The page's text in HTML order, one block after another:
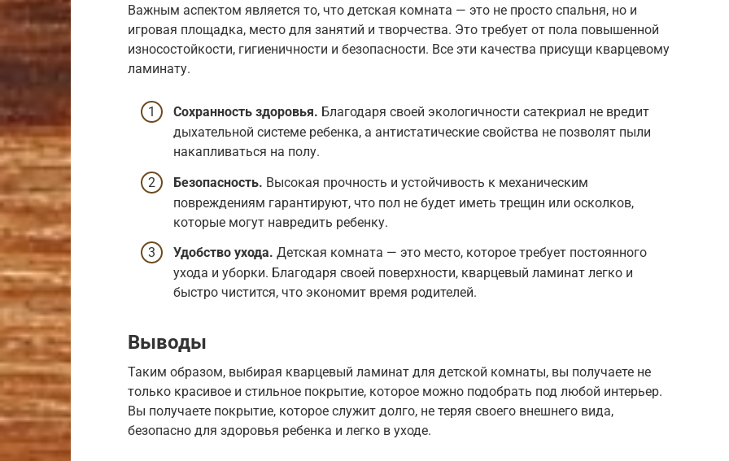
Важным аспектом является то, что детская комната — это не просто спальня, но и
игровая площадка, место для занятий и творчества. Это требует от пола повышенной
износостойкости, гигиеничности и безопасности. Все эти качества присущи кварцевому
ламинату.
Сохранность здоровья. Благодаря своей экологичности сатекриал не вредит
дыхательной системе ребенка, а антистатические свойства не позволят пыли
накапливаться на полу.
Безопасность. Высокая прочность и устойчивость к механическим
повреждениям гарантируют, что пол не будет иметь трещин или осколков,
которые могут навредить ребенку.
Удобство ухода. Детская комната — это место, которое требует постоянного
ухода и уборки. Благодаря своей поверхности, кварцевый ламинат легко и
быстро чистится, что экономит время родителей.
Выводы
Таким образом, выбирая кварцевый ламинат для детской комнаты, вы получаете не
только красивое и стильное покрытие, которое можно подобрать под любой интерьер.
Вы получаете покрытие, которое служит долго, не теряя своего внешнего вида,
безопасно для здоровья ребенка и легко в уходе.